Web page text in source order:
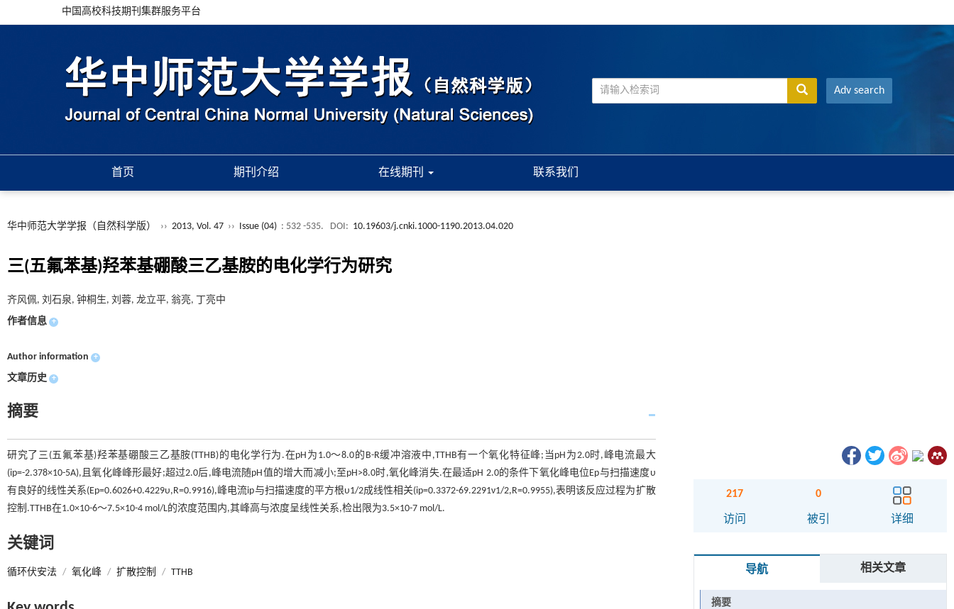
中国高校科技期刊集群服务平台
Adv search
首页 期刊介绍 在线期刊 联系我们
华中师范大学学报（自然科学版） ›› 2013, Vol. 47 ›› Issue (04) : 532 -535. DOI: 10.19603/j.cnki.1000-1190.2013.04.020
三(五氟苯基)羟苯基硼酸三乙基胺的电化学行为研究
齐风佩, 刘石泉, 钟桐生, 刘蓉, 龙立平, 翁亮, 丁亮中
作者信息 +
Author information +
文章历史 +
摘要
研究了三(五氟苯基)羟苯基硼酸三乙基胺(TTHB)的电化学行为.在pH为1.0～8.0的B-R缓冲溶液中,TTHB有一个氧化特征峰;当pH为2.0时,峰电流最大
(ip=-2.378×10-5A),且氧化峰峰形最好;超过2.0后,峰电流随pH值的增大而减小;至pH>8.0时,氧化峰消失.在最适pH 2.0的条件下氧化峰电位Ep与扫描速度υ
有良好的线性关系(Ep=0.6026+0.4229υ,R=0.9916),峰电流ip与扫描速度的平方根υ1/2成线性相关(ip=0.3372-69.2291ν1/2,R=0.9955),表明该反应过程为扩散
控制.TTHB在1.0×10-6～7.5×10-4 mol/L的浓度范围内,其峰高与浓度呈线性关系,检出限为3.5×10-7 mol/L.
关键词
循环伏安法 / 氧化峰 / 扩散控制 / TTHB
217
访问
0
被引 详细
导航 相关文章
摘要